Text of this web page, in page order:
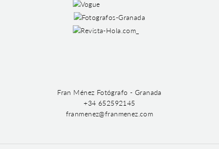
Fran Ménez Fotógrafo - Granada
+34 652592145
franmenez@franmenez.com